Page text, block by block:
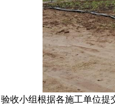
验收小组根据各施工单位提